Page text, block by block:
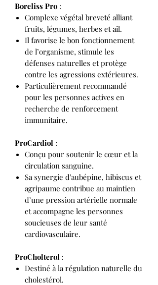
Boreliss Pro :
Complexe végétal breveté alliant
fruits, légumes, herbes et ail.
Il favorise le bon fonctionnement
de l’organisme, stimule les
défenses naturelles et protège
contre les agressions extérieures.
Particulièrement recommandé
pour les personnes actives en
recherche de renforcement
immunitaire.
ProCardiol :
Conçu pour soutenir le cœur et la
circulation sanguine.
Sa synergie d’aubépine, hibiscus et
agripaume contribue au maintien
d’une pression artérielle normale
et accompagne les personnes
soucieuses de leur santé
cardiovasculaire.
ProCholterol :
Destiné à la régulation naturelle du
cholestérol.